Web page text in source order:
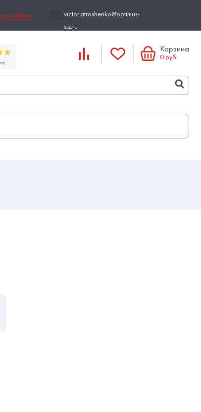
не найден
victor.atroshenko@optimus-
siz.ru
Корзина
0руб